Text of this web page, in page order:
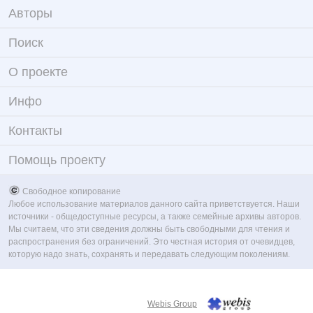
Авторы
Поиск
О проекте
Инфо
Контакты
Помощь проекту
Свободное копирование
Любое использование материалов данного сайта приветствуется. Наши
источники - общедоступные ресурсы, а также семейные архивы авторов.
Мы считаем, что эти сведения должны быть свободными для чтения и
распространения без ограничений. Это честная история от очевидцев,
которую надо знать, сохранять и передавать следующим поколениям.
Webis Group